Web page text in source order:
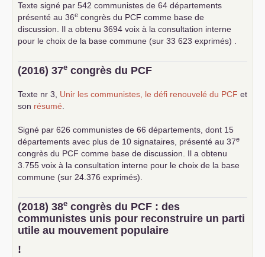
Texte signé par 542 communistes de 64 départements
présenté au 36e congrès du PCF comme base de
discussion. Il a obtenu 3694 voix à la consultation interne
pour le choix de la base commune (sur 33 623 exprimés) .
(2016) 37e congrès du PCF
Texte nr 3, Unir les communistes, le défi renouvelé du PCF et
son résumé
Signé par 626 communistes de 66 départements, dont 15
départements avec plus de 10 signataires, présenté au 37e
congrès du PCF comme base de discussion. Il a obtenu
3.755 voix à la consultation interne pour le choix de la base
commune (sur 24.376 exprimés).
(2018) 38e congrès du PCF : des
communistes unis pour reconstruire un parti
utile au mouvement populaire
!